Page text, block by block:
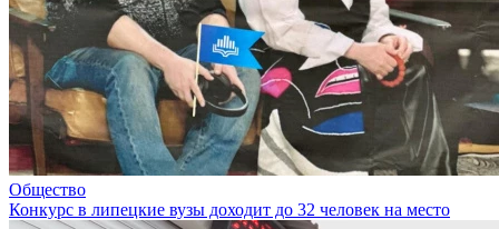
Общество
Конкурс в липецкие вузы доходит до 32 человек на место